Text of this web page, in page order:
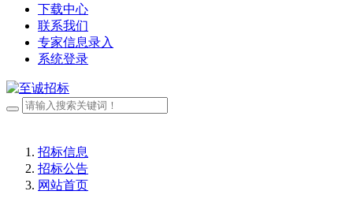
下载中心
联系我们
专家信息录入
系统登录
招标信息
招标公告
网站首页